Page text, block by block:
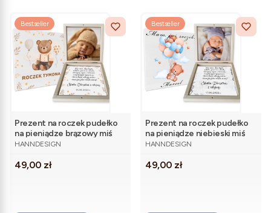
Bestseller
Prezent na roczek pudełko
na pieniądze brązowy miś
PRODUCENT
HANNDESIGN
Cena
49,00 zł
Bestseller
Prezent na roczek pudełko
na pieniądze niebieski miś
PRODUCENT
HANNDESIGN
Cena
49,00 zł